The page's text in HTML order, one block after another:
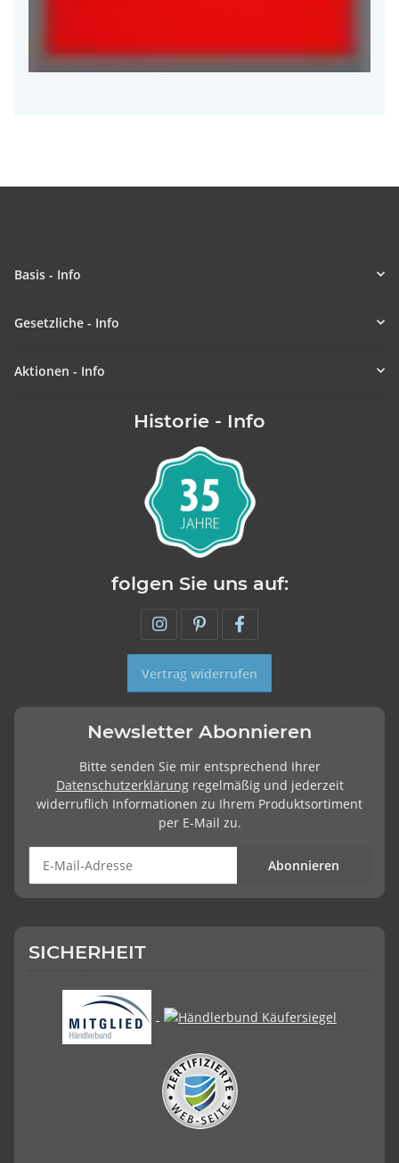
Basis - Info
Gesetzliche - Info
Aktionen - Info
Historie - Info
folgen Sie uns auf:
Vertrag widerrufen
Newsletter Abonnieren
Bitte senden Sie mir entsprechend Ihrer
Datenschutzerklärungregelmäßig und jederzeit
widerruflich Informationen zu Ihrem Produktsortiment
per E-Mail zu.
Abonnieren
SICHERHEIT